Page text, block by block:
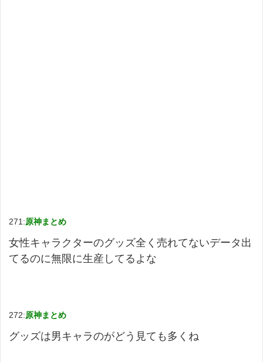
271:原神まとめ
女性キャラクターのグッズ全く売れてないデータ出
てるのに無限に生産してるよな
272:原神まとめ
グッズは男キャラのがどう見ても多くね